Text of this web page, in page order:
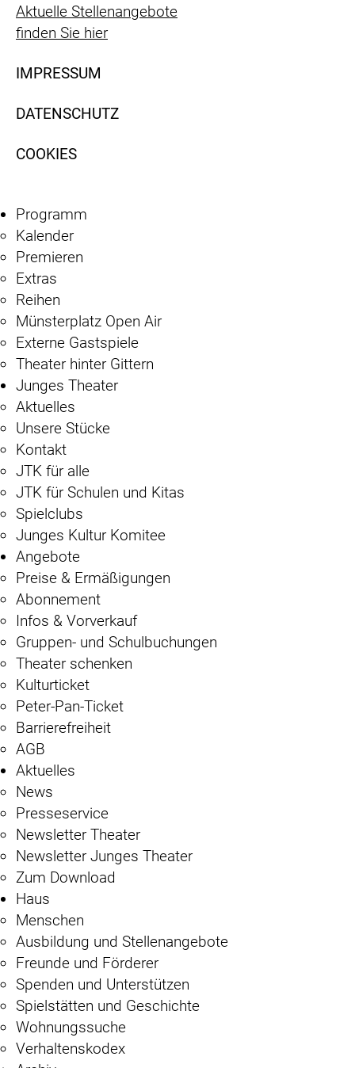
Aktuelle Stellenangebote
finden Sie hier
IMPRESSUM
DATENSCHUTZ
COOKIES
Programm
Kalender
Premieren
Extras
Reihen
Münsterplatz Open Air
Externe Gastspiele
Theater hinter Gittern
Junges Theater
Aktuelles
Unsere Stücke
Kontakt
JTK für alle
JTK für Schulen und Kitas
Spielclubs
Junges Kultur Komitee
Angebote
Preise & Ermäßigungen
Abonnement
Infos & Vorverkauf
Gruppen- und Schulbuchungen
Theater schenken
Kulturticket
Peter-Pan-Ticket
Barrierefreiheit
AGB
Aktuelles
News
Presseservice
Newsletter Theater
Newsletter Junges Theater
Zum Download
Haus
Menschen
Ausbildung und Stellenangebote
Freunde und Förderer
Spenden und Unterstützen
Spielstätten und Geschichte
Wohnungssuche
Verhaltenskodex